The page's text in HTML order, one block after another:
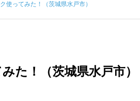
使ってみた！（茨城県水戸市）
た！（茨城県水戸市）